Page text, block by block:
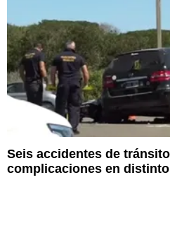
Seis accidentes de
complicaciones en